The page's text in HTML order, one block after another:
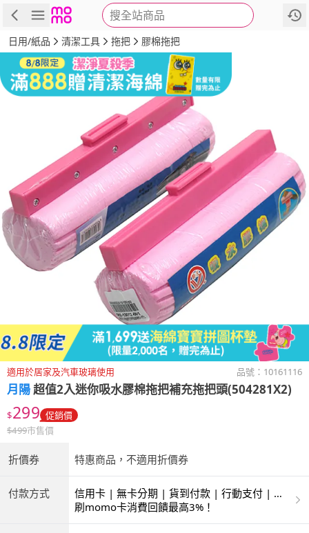
搜全站商品
商品 評價 詳情
日用/紙品 清潔工具 拖把 膠棉拖把
適用於居家及汽車玻璃使用 品號： 10161116
月陽超值2入迷你吸水膠棉拖把補充拖把頭(504281X2)
$299 促銷價
$499市售價
折價券 特惠商品，不適用折價券
付款方式
信用卡 | 無卡分期 | 貨到付款 | 行動支付 | 超
商付款 | ATM | 銀聯卡
刷momo卡消費回饋最高3%！